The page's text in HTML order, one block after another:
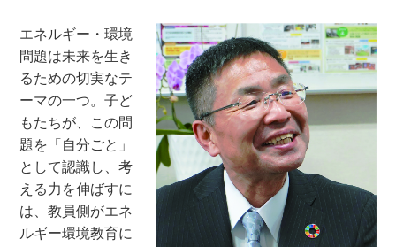
エネルギー・環境
問題は未来を生き
るための切実なテ
ーマの一つ。子ど
もたちが、この問
題を「自分ごと」
として認識し、考
える力を伸ばすに
は、教員側がエネ
ルギー環境教育に